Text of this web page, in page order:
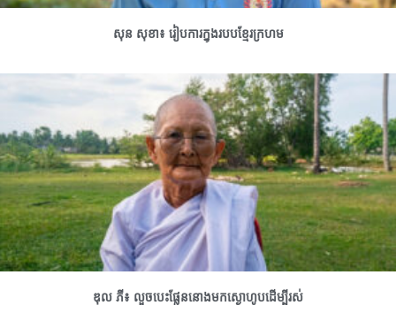
សុន សុខា៖ រៀបការក្នុងរបបខ្មែរក្រហម
ឌុល ភី៖ លួចបេះផ្លែននោងមកស្ងោហូបដើម្បីរស់